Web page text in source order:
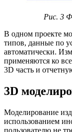
Рис. 3
В одном проекте
типов, данные по
автоматически.
применяются ко
3D часть и
3D
Моделирование
использованием